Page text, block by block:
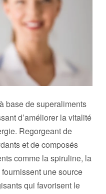
base de superaliments
d’améliorer la vitalité
Regorgeant de
et de composés
comme la spiruline, la
une source
qui favorisent le